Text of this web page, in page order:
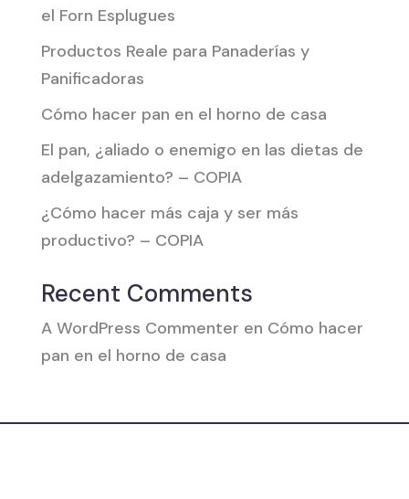
el Forn Esplugues
Productos Reale para Panaderías y
Panificadoras
Cómo hacer pan en el horno de casa
El pan, ¿aliado o enemigo en las dietas de
adelgazamiento? – COPIA
¿Cómo hacer más caja y ser más
productivo? – COPIA
Recent Comments
A WordPress Commenter en Cómo hacer
pan en el horno de casa